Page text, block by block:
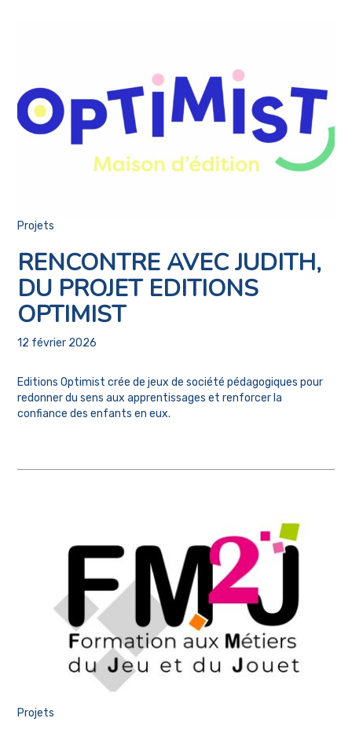
Projets
RENCONTRE AVEC JUDITH,
DU PROJET EDITIONS
OPTIMIST
12 février 2026
Editions Optimist crée de jeux de société pédagogiques pour
redonner du sens aux apprentissages et renforcer la
confiance des enfants en eux.
Projets